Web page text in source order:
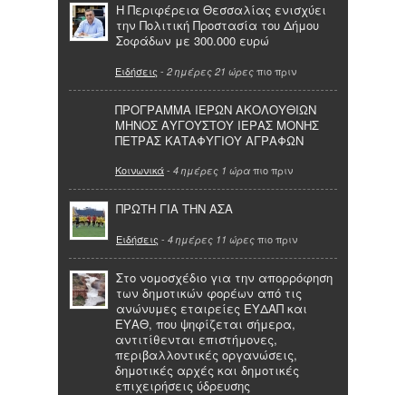
Η Περιφέρεια Θεσσαλίας ενισχύει
την Πολιτική Προστασία του Δήμου
Σοφάδων με 300.000 ευρώ
Ειδήσεις - 2 ημέρες 21 ώρες πιο πριν
ΠΡΟΓΡΑΜΜΑ ΙΕΡΩΝ ΑΚΟΛΟΥΘΙΩΝ
ΜΗΝΟΣ ΑΥΓΟΥΣΤΟΥ ΙΕΡΑΣ ΜΟΝΗΣ
ΠΕΤΡΑΣ ΚΑΤΑΦΥΓΙΟΥ ΑΓΡΑΦΩΝ
Κοινωνικά- 4 ημέρες 1 ώρα πιο πριν
ΠΡΩΤΗ ΓΙΑ ΤΗΝ ΑΣΑ
Ειδήσεις - 4 ημέρες 11 ώρες πιο πριν
Στο νομοσχέδιο για την απορρόφηση
των δημοτικών φορέων από τις
ανώνυμες εταιρείες ΕΥΔΑΠ και
ΕΥΑΘ, που ψηφίζεται σήμερα,
αντιτίθενται επιστήμονες,
περιβαλλοντικές οργανώσεις,
δημοτικές αρχές και δημοτικές
επιχειρήσεις ύδρευσης